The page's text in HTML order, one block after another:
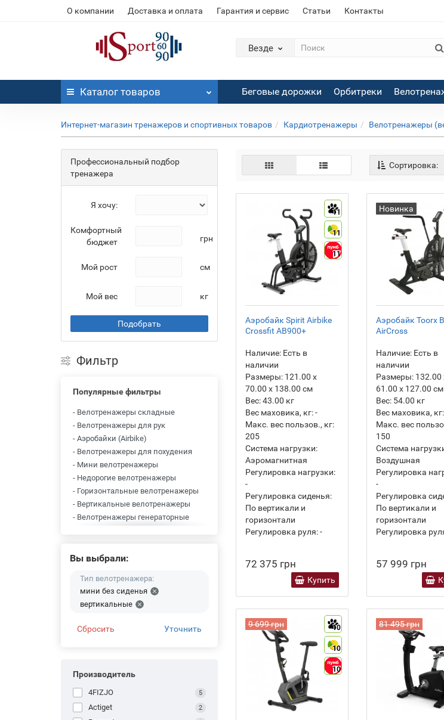
О компании Доставка и оплата Гарантия и сервис Статьи Контакты
Везде
Каталог товаров Беговые дорожки Орбитреки
Интернет-магазин тренажеров и спортивных товаров Кардиотренажеры Велотренажеры
Профессиональный подбор
тренажера
Я хочу:
Комфортный
бюджет
грн
Мой рост см
Мой вес кг
Подобрать
Фильтр
Популярные фильтры
- Велотренажеры складные
- Велотренажеры для рук
- Аэробайки (Airbike)
- Велотренажеры для похудения
- Мини велотренажеры
- Недорогие велотренажеры
- Горизонтальные велотренажеры
- Вертикальные велотренажеры
- Велотренажеры генераторные
- Велотренажеры магнитные
профессиональные
- Велотренажеры для дома
Вы выбрали:
Тип велотренажера:
мини без сиденья
вертикальные
Сбросить Уточнить
Производитель
4FIZJO 5
Actiget 2
Сортировка:
11
11
11
Аэробайк Spirit Airbike
Crossfit AB900+
Наличие:Есть в
наличии
Размеры:121.00 х
70.00 х 138.00 см
Вес: 43.00 кг
Вес маховика, кг:-
Макс. вес пользов., кг:
205
Система нагрузки:
Аэромагнитная
Регулировка нагрузки:
-
Регулировка сиденья:
По вертикали и
горизонтали
Регулировка руля:-
72 375 грн
Купить
Новинка
Аэробайк Toorx
AirCross
Наличие:Есть в
наличии
Размеры:132.00
61.00 х 127.00 см
Вес: 54.00 кг
Вес маховика, кг:
Макс. вес
150
Система
Воздушная
Регулировка
-
Регулировка
По вертикали и
горизонтали
Регулировка
57 999 грн
10
10
10
9 699 грн 81 495 грн